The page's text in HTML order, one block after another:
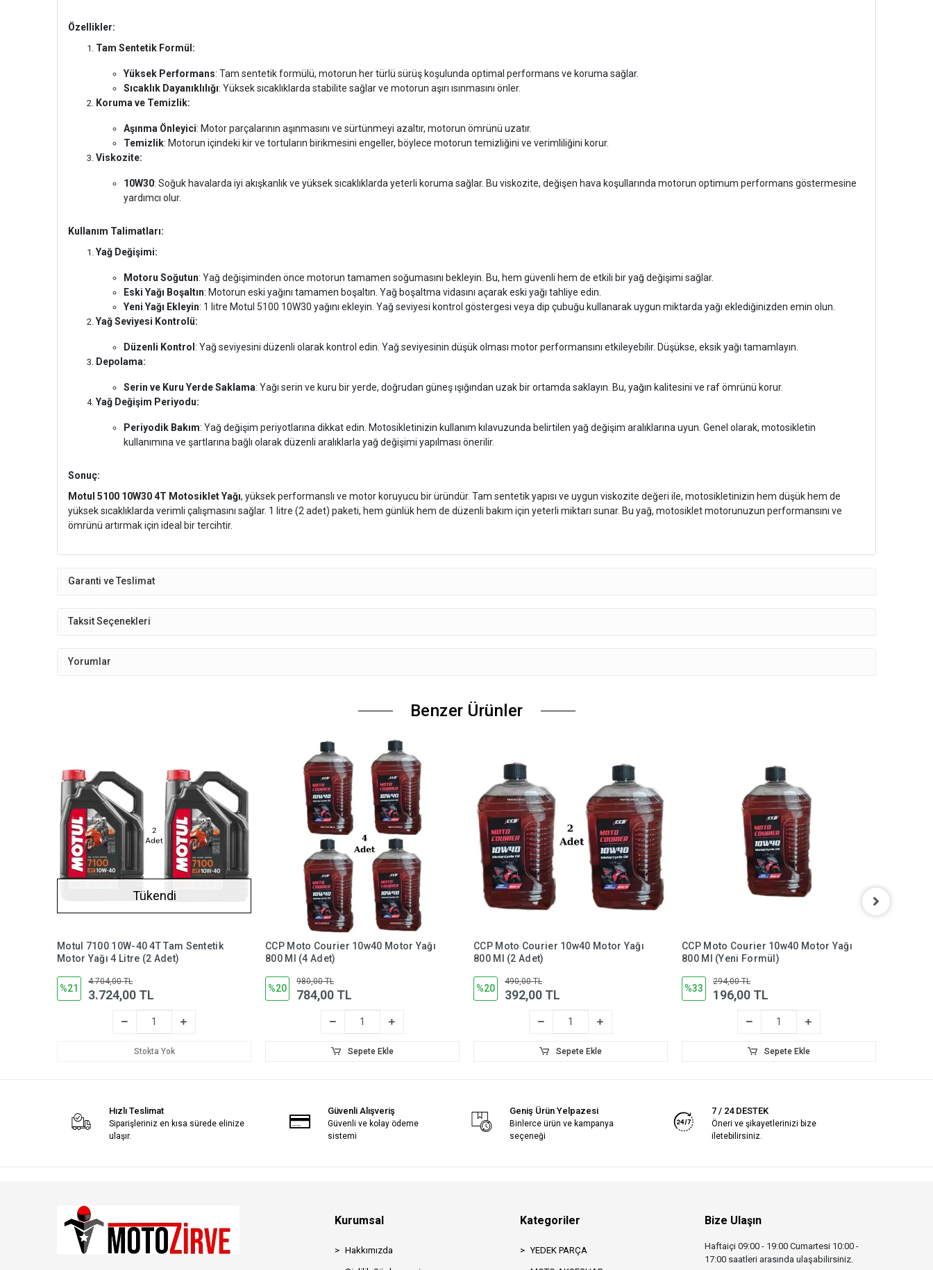
Özellikler:
Tam Sentetik Formül:
Yüksek Performans: Tam sentetik formülü, motorun her türlü sürüş koşulunda optimal performans ve koruma sağlar.
Sıcaklık Dayanıklılığı: Yüksek sıcaklıklarda stabilite sağlar ve motorun aşırı ısınmasını önler.
Koruma ve Temizlik:
Aşınma Önleyici: Motor parçalarının aşınmasını ve sürtünmeyi azaltır, motorun ömrünü uzatır.
Temizlik: Motorun içindeki kir ve tortuların birikmesini engeller, böylece motorun temizliğini ve verimliliğini korur.
Viskozite:
10W30: Soğuk havalarda iyi akışkanlık ve yüksek sıcaklıklarda yeterli koruma sağlar. Bu viskozite, değişen hava koşullarında motorun optimum performans göstermesine
yardımcı olur.
Kullanım Talimatları:
Yağ Değişimi:
Motoru Soğutun: Yağ değişiminden önce motorun tamamen soğumasını bekleyin. Bu, hem güvenli hem de etkili bir yağ değişimi sağlar.
Eski Yağı Boşaltın: Motorun eski yağını tamamen boşaltın. Yağ boşaltma vidasını açarak eski yağı tahliye edin.
Yeni Yağı Ekleyin: 1 litre Motul 5100 10W30 yağını ekleyin. Yağ seviyesi kontrol göstergesi veya dip çubuğu kullanarak uygun miktarda yağı eklediğinizden emin olun.
Yağ Seviyesi Kontrolü:
Düzenli Kontrol : Yağ seviyesini düzenli olarak kontrol edin. Yağ seviyesinin düşük olması motor performansını etkileyebilir. Düşükse, eksik yağı tamamlayın.
Depolama:
Serin ve Kuru Yerde Saklama: Yağı serin ve kuru bir yerde, doğrudan güneş ışığından uzak bir ortamda saklayın. Bu, yağın kalitesini ve raf ömrünü korur.
Yağ Değişim Periyodu:
Periyodik Bakım: Yağ değişim periyotlarına dikkat edin. Motosikletinizin kullanım kılavuzunda belirtilen yağ değişim aralıklarına uyun. Genel olarak, motosikletin
kullanımına ve şartlarına bağlı olarak düzenli aralıklarla yağ değişimi yapılması önerilir.
Sonuç:
Motul 5100 10W30 4T Motosiklet Yağı, yüksek performanslı ve motor koruyucu bir üründür. Tam sentetik yapısı ve uygun viskozite değeri ile, motosikletinizin hem düşük hem de
yüksek sıcaklıklarda verimli çalışmasını sağlar. 1 litre (2 adet) paketi, hem günlük hem de düzenli bakım için yeterli miktarı sunar. Bu yağ, motosiklet motorunuzun performansını ve
ömrünü artırmak için ideal bir tercihtir.
Garanti ve Teslimat
Taksit Seçenekleri
Yorumlar
Benzer Ürünler
Tükendi
Motul 7100 10W-40 4T Tam Sentetik
Motor Yağı 4 Litre (2 Adet)
%21
4.704,00 TL
3.724,00 TL
Stokta Yok
CCP Moto Courier 10w40 Motor Yağı
800 Ml (4 Adet)
%20
980,00 TL
784,00 TL
Sepete Ekle
CCP Moto Courier 10w40 Motor Yağı
800 Ml (2 Adet)
%20
490,00 TL
392,00 TL
Sepete Ekle
CCP Moto Courier 10w40 Motor Yağı
800 Ml (Yeni Formül)
%33
294,00 TL
196,00 TL
Sepete Ekle
Hızlı Teslimat
Siparişleriniz en kısa sürede elinize
ulaşır.
Güvenli Alışveriş
Güvenli ve kolay ödeme
sistemi
Geniş Ürün Yelpazesi
Binlerce ürün ve kampanya
seçeneği
7 / 24 DESTEK
Öneri ve şikayetlerinizi bize
iletebilirsiniz.
Kurumsal
Hakkımızda
Kategoriler
YEDEK PARÇA
Bize Ulaşın
Haftaiçi 09:00 - 19:00 Cumartesi 10:00 -
17:00 saatleri arasında ulaşabilirsiniz.